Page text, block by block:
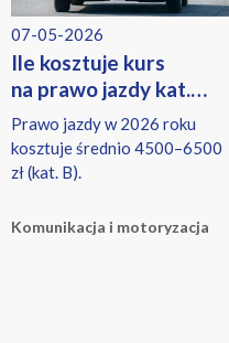
07-05-2026
Ile kosztuje kurs
na prawo jazdy kat.
B w 2026? Aktualne
ceny
Prawo jazdy w 2026 roku
kosztuje średnio 4500–6500
zł (kat. B).
Komunikacja i motoryzacja